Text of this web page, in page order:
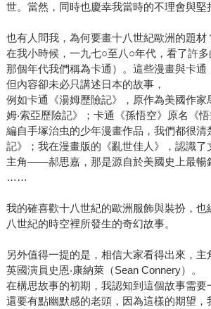
世。當然，同時也慶幸我當時的不理會與堅
也有人問我，為何要畫十八世紀歐洲的題材
在我小時候，一九七○至八○年代，看了許多
那個年代我們稱為卡通）。這些漫畫與卡通
但內容卻未必只講述日本的故事，
例如卡通《湯姆歷險記》，原作為美國作家
姆‧索亞歷險記》；卡通《孫悟空》原名《
編自手塚治虫的少年漫畫作品，我們都很清
記》；我在漫畫版的《亂世佳人》，認識了
主角――郝思嘉，那是源自於美國史上最暢
……
我的確喜歡十八世紀的歐洲服飾與裝扮，也
八世紀的時空裡所發生的奇幻故事。
另外值得一提的是，相信大家看得出來，
英國演員史恩‧康納萊（Sean Connery）。
在構思故事的初期，我認知到這個故事需要
還要有點幽默感的老頭，因為這樣的期望，